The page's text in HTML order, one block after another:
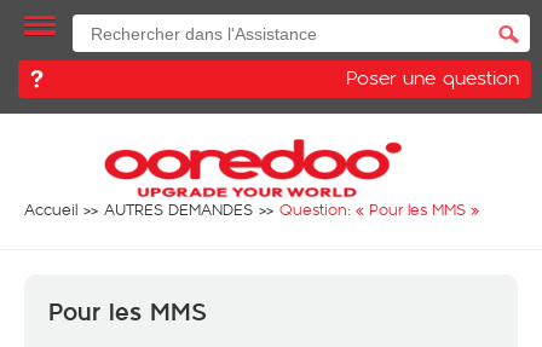
Poser une question
Accueil AUTRES DEMANDES Question: « Pour les MMS »
Pour les MMS